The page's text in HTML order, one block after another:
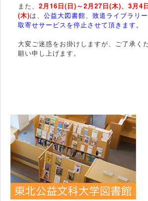
また、 2月16日(日)～2月27日(木)、3月4
(木)は、 公益大図書館、致道ライブラリ
取寄せサービスを停止させて頂きます。
大変ご迷惑をお掛けしますが、ご了承く
願い申し上げます。